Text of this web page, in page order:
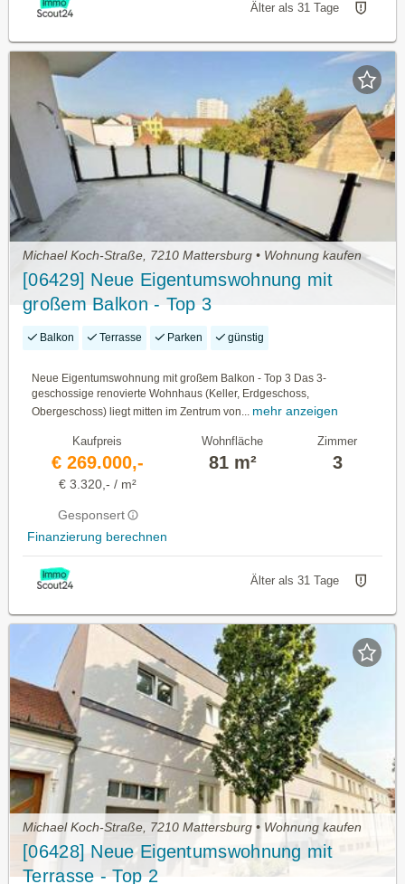
Älter als 31 Tage
Michael Koch-Straße, 7210 Mattersburg • Wohnung kaufen
[06429] Neue Eigentumswohnung mit
großem Balkon - Top 3
Balkon Terrasse Parken günstig
Neue Eigentumswohnung mit großem Balkon - Top 3 Das 3-
geschossige renovierte Wohnhaus (Keller, Erdgeschoss,
Obergeschoss) liegt mitten im Zentrum von...
mehr anzeigen
Kaufpreis
€ 269.000,-
€ 3.320,- / m²
Gesponsert
Finanzierung berechnen
Wohnfläche
81 m²
Zimmer
3
Älter als 31 Tage
Michael Koch-Straße, 7210 Mattersburg • Wohnung kaufen
[06428] Neue Eigentumswohnung mit
Terrasse - Top 2